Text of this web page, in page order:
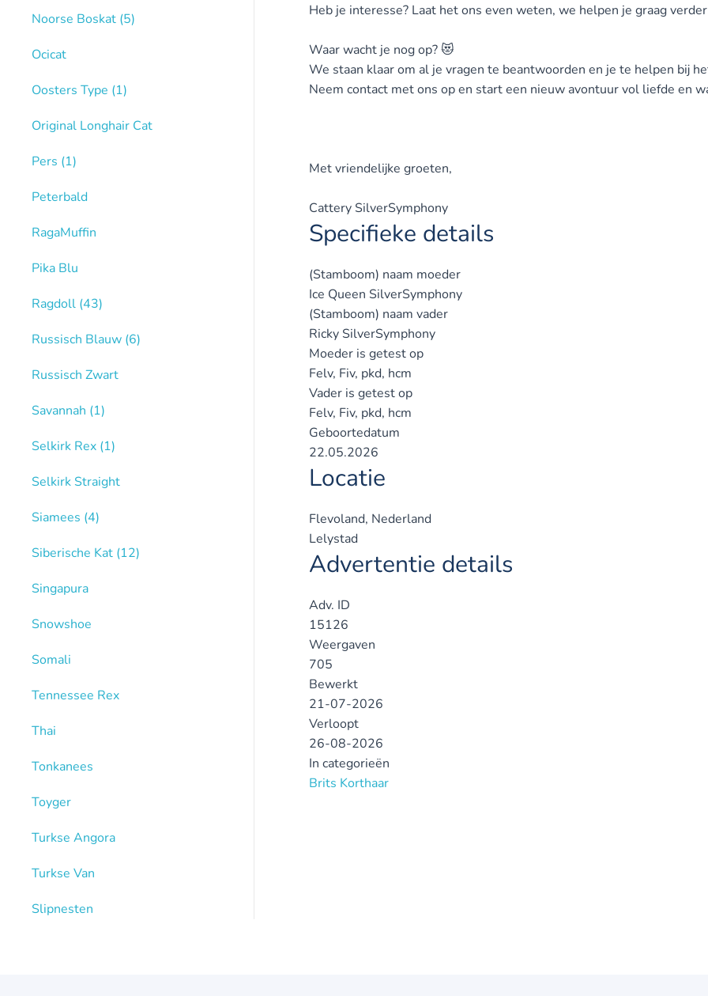
Heb je interesse? Laat het ons even weten, we helpen je graag
Waar wacht je nog op? 😻
We staan klaar om al je vragen te beantwoorden en je te helpen bij
Neem contact met ons op en start een nieuw avontuur vol liefde en
Met vriendelijke groeten,
Cattery SilverSymphony
Specifieke details
(Stamboom) naam moeder
Ice Queen SilverSymphony
(Stamboom) naam vader
Ricky SilverSymphony
Moeder is getest op
Felv, Fiv, pkd, hcm
Vader is getest op
Felv, Fiv, pkd, hcm
Geboortedatum
22.05.2026
Locatie
Flevoland, Nederland
Lelystad
Advertentie details
Adv. ID
15126
Weergaven
705
Bewerkt
21-07-2026
Verloopt
26-08-2026
In categorieën
Brits Korthaar
Noorse Boskat (5)
Ocicat
Oosters Type (1)
Original Longhair Cat
Pers (1)
Peterbald
RagaMuffin
Pika Blu
Ragdoll (43)
Russisch Blauw (6)
Russisch Zwart
Savannah (1)
Selkirk Rex (1)
Selkirk Straight
Siamees (4)
Siberische Kat (12)
Singapura
Snowshoe
Somali
Tennessee Rex
Thai
Tonkanees
Toyger
Turkse Angora
Turkse Van
Slipnesten